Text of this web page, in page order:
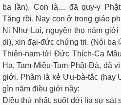
ba lần). Con là.... đã quy-y
Tăng rồi. Nay con ở trong giáo
Ni Như-Lai, nguyện thọ năm
di), xin đại-đức chứng tri. (Nói ba
Thiện-nam-tử! Ðức Thích-Ca
Ha, Tam-Miệu-Tam-Phật-Ðà, đã
giới. Phàm là kẻ Ưu-bà-tắc (hay
gìn năm điều giới nầy:
Ðiều thứ nhất, suốt đời lìa sự sát